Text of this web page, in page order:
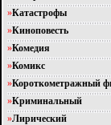
»Катастрофы
»Киноповесть
»Комедия
»Комикс
»Короткометражный
»Криминальный
»Лирический